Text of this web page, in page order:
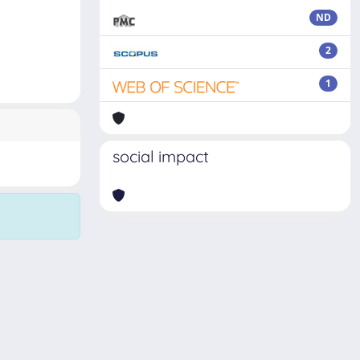
ND
2
1
social impact